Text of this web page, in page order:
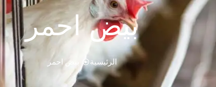
بيض احمر
الرئيسية بيض احمر